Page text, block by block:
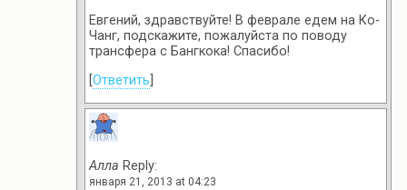
Евгений, здравствуйте! В феврале едем на Ко-
Чанг, подскажите, пожалуйста по поводу
трансфера с Бангкока! Спасибо!
Ответить
Алла Reply:
января 21, 2013 at 04:23